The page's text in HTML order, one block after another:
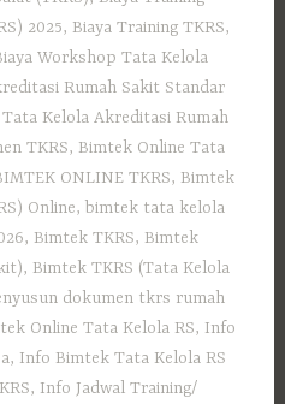
2025, Biaya Training TKRS,
Workshop Tata Kelola
Rumah Sakit Standar
Kelola Akreditasi Rumah
TKRS, Bimtek Online Tata
ONLINE TKRS, Bimtek
Online, bimtek tata kelola
, Bimtek TKRS, Bimtek
, Bimtek TKRS (Tata Kelola
dokumen tkrs rumah
Online Tata Kelola RS, Info
, Info Bimtek Tata Kelola RS
, Info Jadwal Training/